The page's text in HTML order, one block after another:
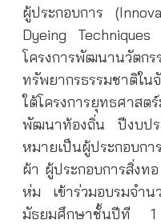
ผู้ประกอบการ
Dyeing
โครงการพัฒนานวัตกร
ทรัพยากรธรรมชาติใ
ใต้โครงการยุทธศาสต
พัฒนาท้องถิ่น ปีงบป
หมายเป็นผู้ประกอบกา
ผ้า ผู้ประกอบการสิ่งท
ห่ม เข้าร่วมอบรมจ
มัธยมศึกษาชั้นปีที 1